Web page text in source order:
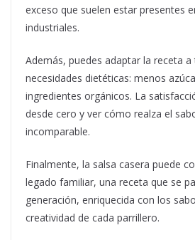
exceso que suelen estar presentes
industriales.
Además, puedes adaptar la receta
necesidades dietéticas: menos
ingredientes orgánicos. La
desde cero y ver cómo realza el
incomparable.
Finalmente, la salsa casera puede
legado familiar, una receta que se
generación, enriquecida con los
creatividad de cada parrillero.